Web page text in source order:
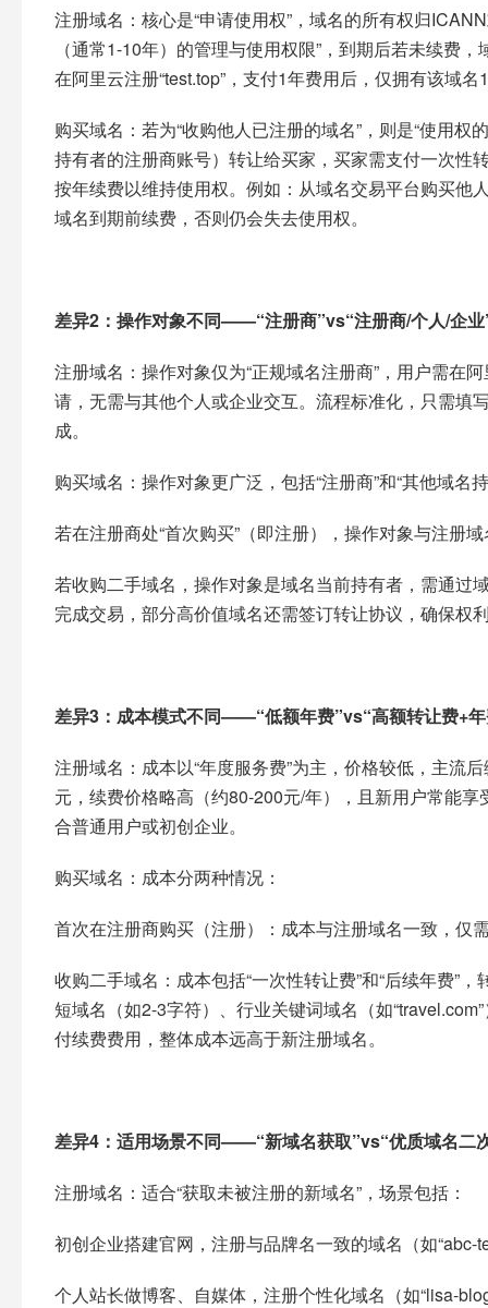
注册域名：核心是“申请使用权”，域名的所有权归
（通常1-10年）的管理与使用权限”，到期后若未续费
在阿里云注册“test.top”，支付1年费用后，仅拥有该域
购买域名：若为“收购他人已注册的域名”，则是“使用
持有者的注册商账号）转让给买家，买家需支付一次性
按年续费以维持使用权。例如：从域名交易平台购买他
域名到期前续费，否则仍会失去使用权。​
差异2：操作对象不同——“注册商”vs“注册商/个人/企业
注册域名：操作对象仅为“正规域名注册商”，用户需在
请，无需与其他个人或企业交互。流程标准化，只需填
成。​
购买域名：操作对象更广泛，包括“注册商”和“其他域名
若在注册商处“首次购买”（即注册），操作对象与注册
若收购二手域名，操作对象是域名当前持有者，需通过
完成交易，部分高价值域名还需签订转让协议，确保权
差异3：成本模式不同——“低额年费”vs“高额转让费+
注册域名：成本以“年度服务费”为主，价格较低，主流
元，续费价格略高（约80-200元/年），且新用户常能
合普通用户或初创企业。​
购买域名：成本分两种情况：​
首次在注册商购买（注册）：成本与注册域名一致，仅
收购二手域名：成本包括“一次性转让费”和“后续年费
短域名（如2-3字符）、行业关键词域名（如
付续费费用，整体成本远高于新注册域名。​
差异4：适用场景不同——“新域名获取”vs“优质域名二
注册域名：适合“获取未被注册的新域名”，场景包括：​
初创企业搭建官网，注册与品牌名一致的域名（如“abc-
个人站长做博客、自媒体，注册个性化域名（如“lisa-